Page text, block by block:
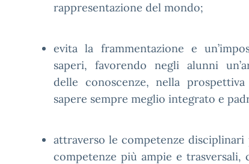
rappresentazione del mondo;
evita la frammentazione e
saperi, favorendo negli alunni
delle conoscenze, nella
sapere sempre meglio integrato e
attraverso le competenze
competenze più ampie e trasversali,